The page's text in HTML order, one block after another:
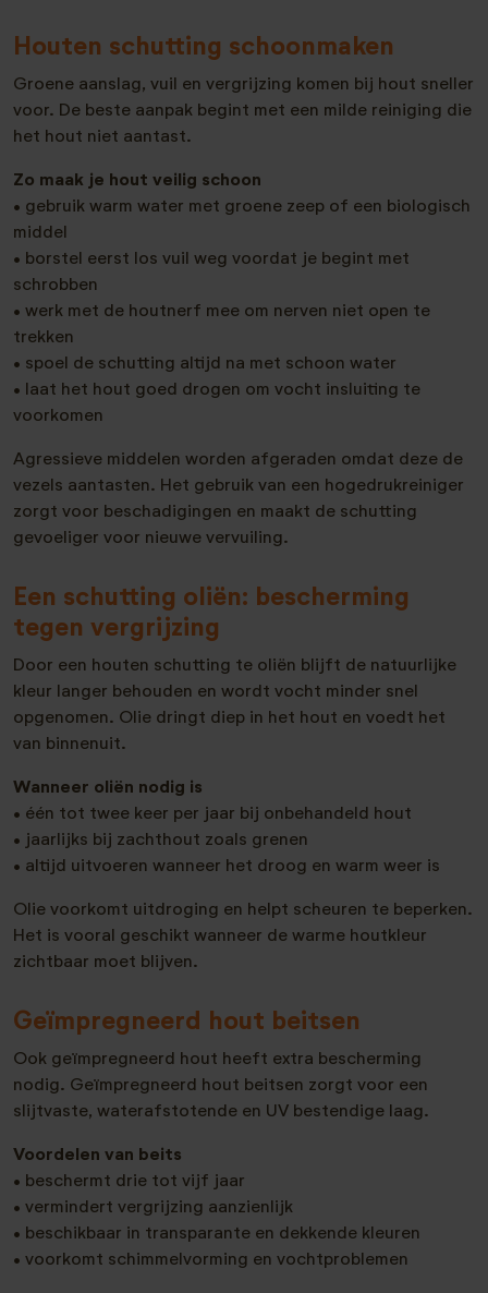
Houten schutting schoonmaken
Groene aanslag, vuil en vergrijzing komen bij hout sneller
voor. De beste aanpak begint met een milde reiniging die
het hout niet aantast.
Zo maak je hout veilig schoon
• gebruik warm water met groene zeep of een biologisch
middel
• borstel eerst los vuil weg voordat je begint met
schrobben
• werk met de houtnerf mee om nerven niet open te
trekken
• spoel de schutting altijd na met schoon water
• laat het hout goed drogen om vocht insluiting te
voorkomen
Agressieve middelen worden afgeraden omdat deze de
vezels aantasten. Het gebruik van een hogedrukreiniger
zorgt voor beschadigingen en maakt de schutting
gevoeliger voor nieuwe vervuiling.
Een schutting oliën: bescherming
tegen vergrijzing
Door een houten schutting te oliën blijft de natuurlijke
kleur langer behouden en wordt vocht minder snel
opgenomen. Olie dringt diep in het hout en voedt het
van binnenuit.
Wanneer oliën nodig is
• één tot twee keer per jaar bij onbehandeld hout
• jaarlijks bij zachthout zoals grenen
• altijd uitvoeren wanneer het droog en warm weer is
Olie voorkomt uitdroging en helpt scheuren te beperken.
Het is vooral geschikt wanneer de warme houtkleur
zichtbaar moet blijven.
Geïmpregneerd hout beitsen
Ook geïmpregneerd hout heeft extra bescherming
nodig. Geïmpregneerd hout beitsen zorgt voor een
slijtvaste, waterafstotende en UV bestendige laag.
Voordelen van beits
• beschermt drie tot vijf jaar
• vermindert vergrijzing aanzienlijk
• beschikbaar in transparante en dekkende kleuren
• voorkomt schimmelvorming en vochtproblemen